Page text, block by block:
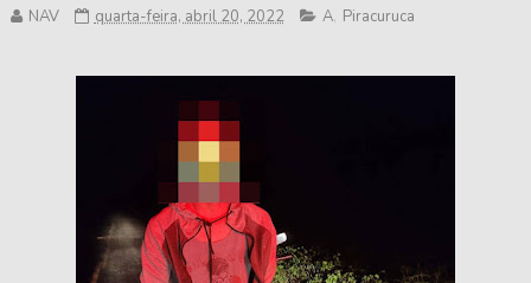
NAV quarta-feira, abril 20, 2022 A, Piracuruca